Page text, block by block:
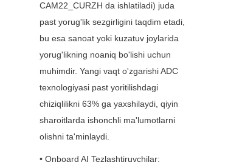
CAM22_CURZH da ishlatiladi) juda
past yorug'lik sezgirligini taqdim etadi,
bu esa sanoat yoki kuzatuv joylarida
yorug'likning noaniq bo'lishi uchun
muhimdir. Yangi vaqt o'zgarishi ADC
texnologiyasi past yoritilishdagi
chiziqlilikni 63% ga yaxshilaydi, qiyin
sharoitlarda ishonchli ma'lumotlarni
olishni ta'minlaydi.
• Onboard AI Tezlashtiruvchilar: